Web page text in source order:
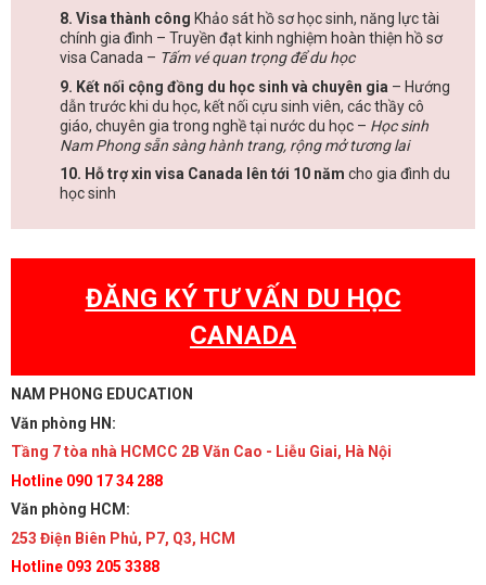
8. Visa thành công Khảo sát hồ sơ học sinh, năng lực tài
chính gia đình – Truyền đạt kinh nghiệm hoàn thiện hồ sơ
visa Canada – Tấm vé quan trọng để du học
9. Kết nối cộng đồng du học sinh và chuyên gia – Hướng
dẫn trước khi du học, kết nối cựu sinh viên, các thầy cô
giáo, chuyên gia trong nghề tại nước du học – Học sinh
Nam Phong sẵn sàng hành trang, rộng mở tương lai
10. Hỗ trợ xin visa Canada lên tới 10 năm cho gia đình du
học sinh
ĐĂNG KÝ TƯ VẤN DU HỌC
CANADA
NAM PHONG EDUCATION
Văn phòng HN:
Tầng 7 tòa nhà HCMCC 2B Văn Cao - Liễu Giai, Hà Nội
Hotline 090 17 34 288
Văn phòng HCM:
253 Điện Biên Phủ, P7, Q3, HCM
Hotline 093 205 3388